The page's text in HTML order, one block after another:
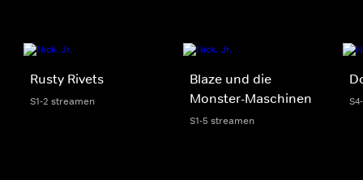
Rusty Rivets
S1-2 streamen
Blaze und die
Monster-Maschinen
S1-5 streamen